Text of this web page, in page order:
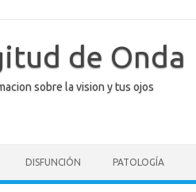
de Onda
sobre la vision y tus ojos
DISFUNCIÓN PATOLOGÍA